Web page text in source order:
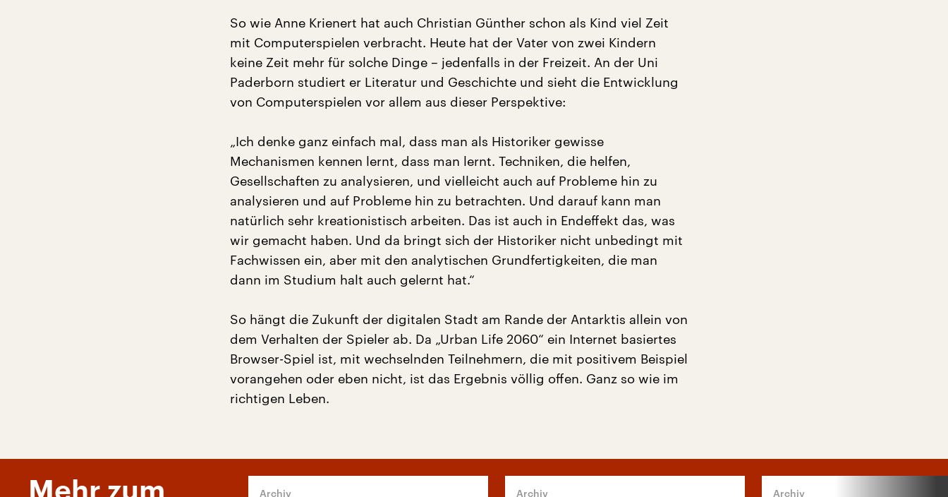
So wie Anne Krienert hat auch Christian Günther schon als Kind viel Zeit
mit Computerspielen verbracht. Heute hat der Vater von zwei Kindern
keine Zeit mehr für solche Dinge – jedenfalls in der Freizeit. An der Uni
Paderborn studiert er Literatur und Geschichte und sieht die Entwicklung
von Computerspielen vor allem aus dieser Perspektive:
„Ich denke ganz einfach mal, dass man als Historiker gewisse
Mechanismen kennen lernt, dass man lernt. Techniken, die helfen,
Gesellschaften zu analysieren, und vielleicht auch auf Probleme hin zu
analysieren und auf Probleme hin zu betrachten. Und darauf kann man
natürlich sehr kreationistisch arbeiten. Das ist auch in Endeffekt das, was
wir gemacht haben. Und da bringt sich der Historiker nicht unbedingt mit
Fachwissen ein, aber mit den analytischen Grundfertigkeiten, die man
dann im Studium halt auch gelernt hat.“
So hängt die Zukunft der digitalen Stadt am Rande der Antarktis allein von
dem Verhalten der Spieler ab. Da „Urban Life 2060“ ein Internet basiertes
Browser-Spiel ist, mit wechselnden Teilnehmern, die mit positivem Beispiel
vorangehen oder eben nicht, ist das Ergebnis völlig offen. Ganz so wie im
richtigen Leben.
Mehr zum